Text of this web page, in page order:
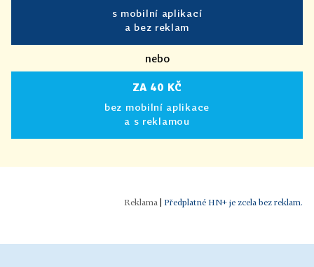
s mobilní aplikací
a bez reklam
nebo
ZA 40 KČ
bez mobilní aplikace
a s reklamou
| Předplatné HN+ je zcela bez reklam.